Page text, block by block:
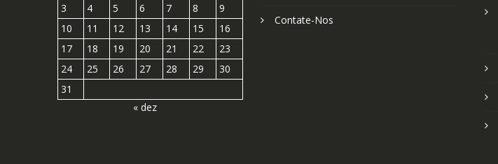
3
4 5 6 7 8
9
10
11 12 13 14 15
16
17
18 19 20 21 22
23
24
25 26 27 28 29
30
31
« dez
Contate-Nos